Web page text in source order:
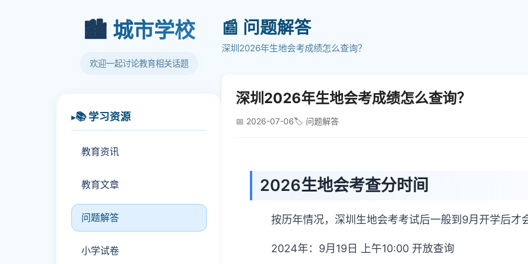
🏙️ 城市学校
欢迎一起讨论教育相关话题
📚 学习资源
教育资讯
教育文章
问题解答
小学试卷
📰 问题解答
深圳2026年生地会考成绩怎么查询？
深圳2026年生地会考成绩怎么查询？
📅 2026-07-06🏷️ 问题解答
2026生地会考查分时间
按历年情况，深圳生地会考考试后一般到9月开学后才
2024年：9月19日 上午10:00 开放查询